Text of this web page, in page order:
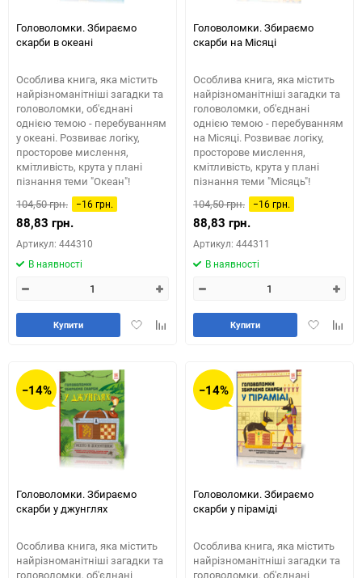
Головоломки. Збираємо
скарби в океані
Особлива книга, яка містить
найрізноманітніші загадки та
головоломки, об'єднані
однією темою - перебуванням
у океані. Розвиває логіку,
просторове мислення,
кмітливість, крута у плані
пізнання теми "Океан"!
104,50 грн.
−16 грн.
88,83 грн.
Артикул: 444310
В наявності
ДодатиДодайте
порівняння
Купити
Головоломки. Збираємо
скарби на Місяці
Особлива книга, яка містить
найрізноманітніші загадки та
головоломки, об'єднані
однією темою - перебуванням
на Місяці. Розвиває логіку,
просторове мислення,
кмітливість, крута у плані
пізнання теми "Місяць"!
104,50 грн.
−16 грн.
88,83 грн.
Артикул: 444311
В наявності
Додати
Купити
−14%
Головоломки. Збираємо
скарби у джунглях
Особлива книга, яка містить
найрізноманітніші загадки та
головоломки, об'єднані
−14%
Головоломки. Збираємо
скарби у піраміді
Особлива книга, яка містить
найрізноманітніші загадки та
головоломки, об'єднані